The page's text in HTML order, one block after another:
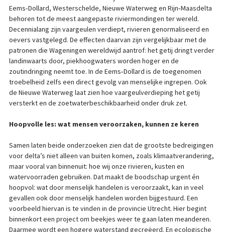
Eems‑Dollard, Westerschelde, Nieuwe Waterweg en Rijn‑Maasdelta
behoren tot de meest aangepaste riviermondingen ter wereld.
Decennialang zijn vaargeulen verdiept, rivieren genormaliseerd en
oevers vastgelegd. De effecten daarvan zijn vergelijkbaar met de
patronen die Wageningen wereldwijd aantrof: het getij dringt verder
landinwaarts door, piekhoogwaters worden hoger en de
zoutindringing neemt toe. In de Eems‑Dollard is de toegenomen
troebelheid zelfs een direct gevolg van menselijke ingrepen. Ook
de Nieuwe Waterweg laat zien hoe vaargeulverdieping het getij
versterkt en de zoetwaterbeschikbaarheid onder druk zet.
Hoopvolle les: wat mensen veroorzaken, kunnen ze keren
Samen laten beide onderzoeken zien dat de grootste bedreigingen
voor delta’s niet alleen van buiten komen, zoals klimaatverandering,
maar vooral van binnenuit: hoe wij onze rivieren, kusten en
watervoorraden gebruiken. Dat maakt de boodschap urgent én
hoopvol: wat door menselijk handelen is veroorzaakt, kan in veel
gevallen ook door menselijk handelen worden bijgestuurd. Een
voorbeeld hiervan is te vinden in de provincie Utrecht. Hier begint
binnenkort een project om beekjes weer te gaan laten meanderen.
Daarmee wordt een hogere waterstand gecreëerd. En ecologische